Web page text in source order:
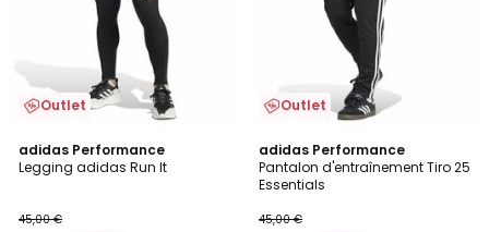
Outlet
adidas Performance
Legging adidas Run It
45,00 €
4,8
/ 5
Outlet
adidas Performance
Pantalon d'entraînement Tiro 25
Essentials
45,00 €
4,8
/ 5